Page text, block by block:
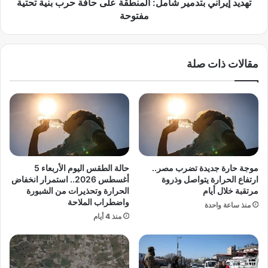
ت
ي
ى
ن
ف
ت
ه
د
م
ش
:
ل
م
ن
ة
ع
ل
تهديد إيراني بتدمير شامل: المنطقة على حافة حرب بنية تحتية
مفتوحة
مقالات ذات صلة
موجة حارة جديدة تضرب مصر..
ارتفاع الحرارة يتواصل وذروة
مرتقبة خلال أيام
منذ ساعة واحدة
حالة الطقس اليوم الأربعاء 5
أغسطس 2026.. استمرار انخفاض
الحرارة وتحذيرات من الشبورة
واضطراب الملاحة
منذ 4 أيام